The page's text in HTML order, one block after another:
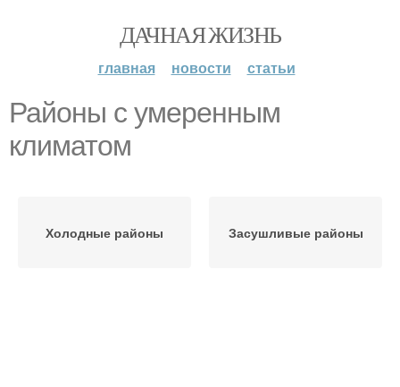
ДАЧНАЯ ЖИЗНЬ
главная новости статьи
Районы с умеренным
климатом
Холодные районы Засушливые районы